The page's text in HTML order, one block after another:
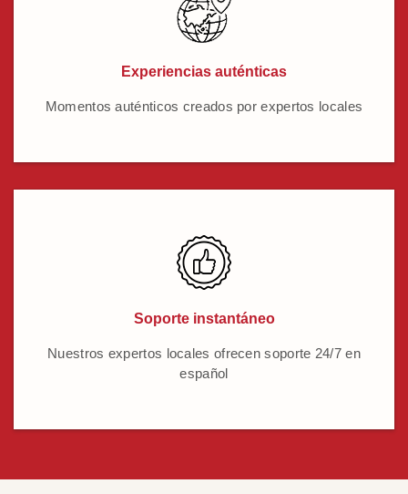
Experiencias auténticas
Momentos auténticos creados por expertos locales
Soporte instantáneo
Nuestros expertos locales ofrecen soporte 24/7 en
español